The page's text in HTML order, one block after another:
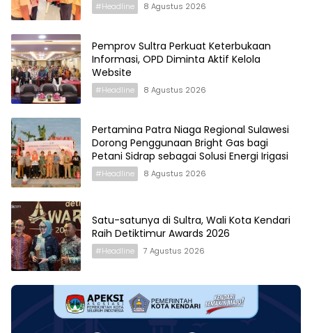
#Headline 8 Agustus 2026
Pemprov Sultra Perkuat Keterbukaan
Informasi, OPD Diminta Aktif Kelola
Website
#Headline 8 Agustus 2026
Pertamina Patra Niaga Regional Sulawesi
Dorong Penggunaan Bright Gas bagi
Petani Sidrap sebagai Solusi Energi Irigasi
#Headline 8 Agustus 2026
Satu-satunya di Sultra, Wali Kota Kendari
Raih Detiktimur Awards 2026
#Headline 7 Agustus 2026